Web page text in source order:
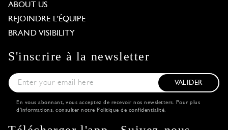
ABOUT US
REJOINDRE L'ÉQUIPE
BRAND VISIBILITY
S'inscrire à la newsletter
VALIDER
En vous abonnant, vous acceptez de recevoir nos newsletters. Pour plus
d'informations, consulter notre Politique de confidentialité.